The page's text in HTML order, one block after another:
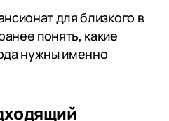
для близкого в
понять, какие
нужны именно